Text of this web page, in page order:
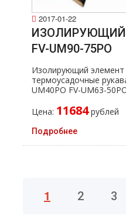
2017-01-22
ИЗОЛИРУЮЩИЙ
FV-UM90-75PO
Изолирующий элемент
термоусадочные
UM40PO FV-UM63-
Цена: 11684рублей
Подробнее
1 2 3